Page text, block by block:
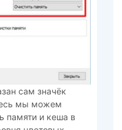
сам значёк
мы можем
памяти и кеша в